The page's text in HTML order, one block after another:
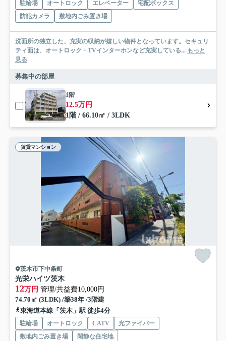
駐輪場 オートロック エレベーター
宅配ボックス
防犯カメラ
敷地内ごみ置き場
洗面所の独立した、充実の収納が嬉しい物件となっています。セキュリ
ティ面は、オートロック・TVインターホンなど充実している... もっと
見る
募集中の部屋
1階
12.5万円
1階 / 66.10㎡ / 3LDK
賃貸マンション
茨木市下中条町
光栄ハイツ茨木
12万円 管理/共益費10,000円
74.70㎡ (3LDK) /築38年 /3階建
東海道本線「茨木」駅 徒歩4分
駐輪場 オートロック CATV
光ファイバー
敷地内ごみ置き場
閑静な住宅地